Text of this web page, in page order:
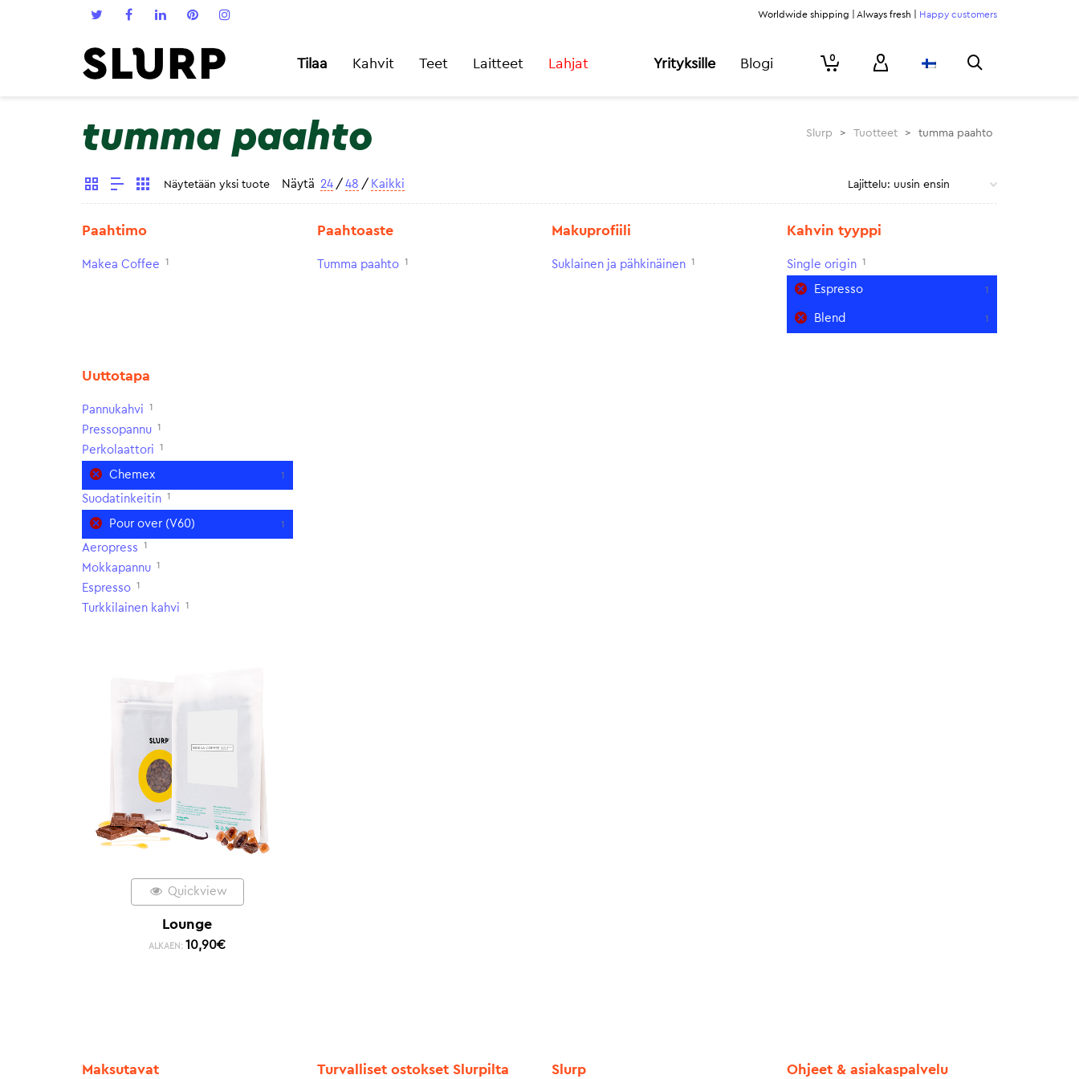
Worldwide shipping | Always fresh | Happy customers
Tilaa Kahvit Teet Laitteet Lahjat Yrityksille Blogi 0
tumma paahto Slurp > Tuotteet > tumma paahto
Näytetään yksi tuote Näytä 24 / 48 / Kaikki
Paahtimo
Makea Coffee 1
Paahtoaste
Tumma paahto 1
Makuprofiili
Suklainen ja pähkinäinen 1
Kahvin tyyppi
Single origin 1
Espresso 1
Blend 1
Uuttotapa
Pannukahvi 1
Pressopannu 1
Perkolaattori 1
Chemex 1
Suodatinkeitin 1
Pour over (V60) 1
Aeropress 1
Mokkapannu 1
Espresso 1
Turkkilainen kahvi 1
Quickview
Lounge
ALKAEN: 10,90€
Maksutavat Turvalliset ostokset Slurpilta Slurp Ohjeet & asiakaspalvelu